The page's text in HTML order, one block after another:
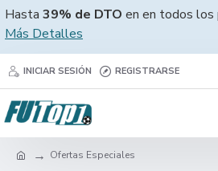
Hasta 39% de DTO en en todos los
Más Detalles
INICIAR SESIÓN REGISTRARSE
Ofertas Especiales